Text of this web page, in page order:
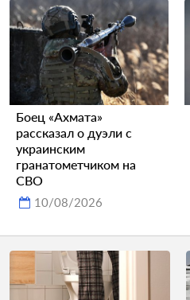
Боец «Ахмата»
рассказал о дуэли с
украинским
гранатометчиком на
СВО
10/08/2026